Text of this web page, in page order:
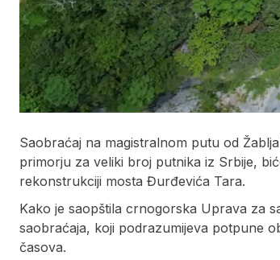
Saobraćaj na magistralnom putu od
primorju za veliki broj putnika iz Srbije,
rekonstrukciji mosta Đurđevića Tara.
Kako je saopštila crnogorska Uprava za
saobraćaja, koji podrazumijeva potpune
časova.